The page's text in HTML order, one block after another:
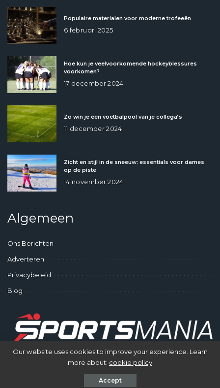
Populaire materialen voor moderne trofeeën
6 februari 2025
Hoe kun je veelvoorkomende hockeyblessures
voorkomen?
17 december 2024
Zo win je een voetbalpool van je collega’s
11 december 2024
Zicht en stijl in de sneeuw: essentials voor dames
op de piste
14 november 2024
Algemeen
Ons Berichten
Adverteren
Privacybeleid
Blog
© SportsMania - Gek op Sporten
Our website uses cookies to improve your experience. Learn
more about: cookie policy
Accept